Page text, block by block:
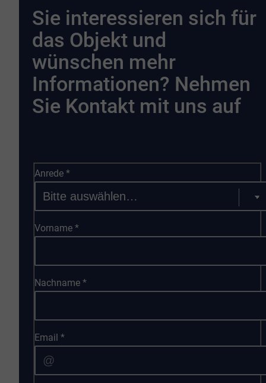
Sie interessieren sich für
das Objekt und
wünschen mehr
Informationen? Nehmen
Sie Kontakt mit uns auf
Anrede*
Vorname*
Nachname*
Email*